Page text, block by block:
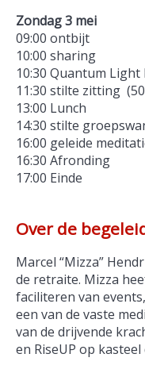
Zondag 3 mei
09:00 ontbijt
10:00 sharing
10:30 Quantum Light
11:30 stilte zitting
13:00 Lunch
14:30 stilte
16:00 geleide
16:30 Afronding
17:00 Einde
Over de
Marcel “Mizza”
de retraite. Mizza
faciliteren van
een van de vaste
van de drijvende
en RiseUP op